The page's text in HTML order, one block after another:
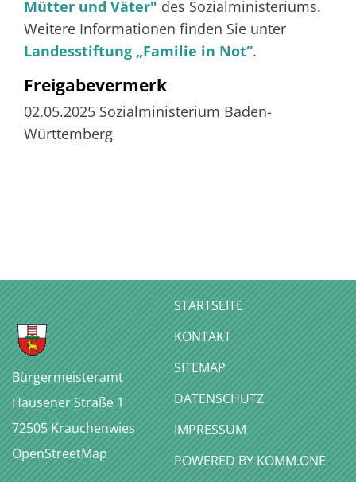
Mütter und Väter" des Sozialministeriums.
Weitere Informationen finden Sie unter
Landesstiftung „Familie in Not“.
Freigabevermerk
02.05.2025 Sozialministerium Baden-
Württemberg
Bürgermeisteramt
Hausener Straße 1
72505Krauchenwies
OpenStreetMap
STARTSEITE
KONTAKT
SITEMAP
DATENSCHUTZ
IMPRESSUM
POWERED BY KOMM.ONE